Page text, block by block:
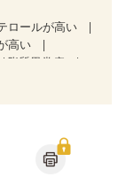
ロールが高い
高い
脂質異常症